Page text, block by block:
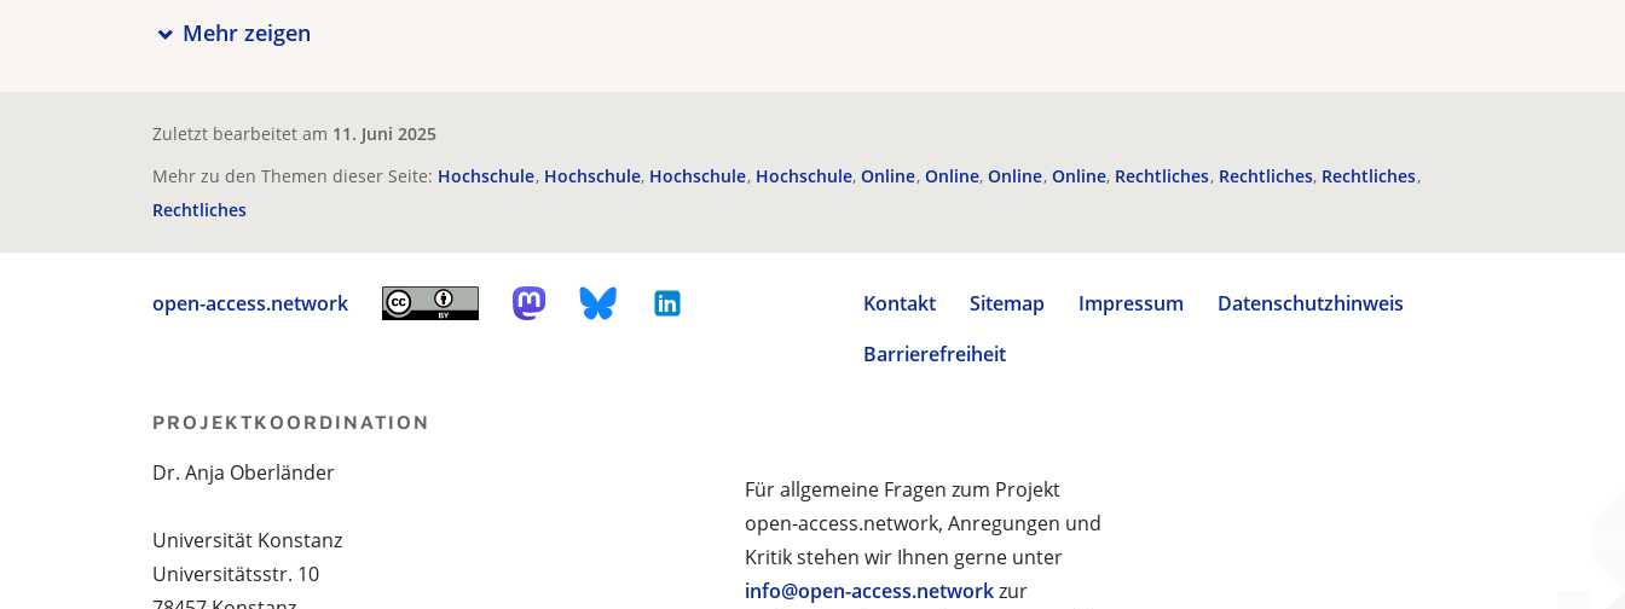
Mehr zeigen
Zuletzt bearbeitet am 11. Juni 2025
Mehr zu den Themen dieser Seite: Hochschule Hochschule Hochschule Hochschule Online Online Online Online Rechtliches Rechtliches Rechtliches
Rechtliches
open-access.network Kontakt Sitemap Impressum
Datenschutzhinweis
Barrierefreiheit
Für allgemeine Fragen zum Projekt
open-access.network, Anregungen und
Kritik stehen wir Ihnen gerne unter
info@open-access.networkzur
PROJEKTKOORDINATION
Dr. Anja Oberländer
Universität Konstanz
Universitätsstr. 10